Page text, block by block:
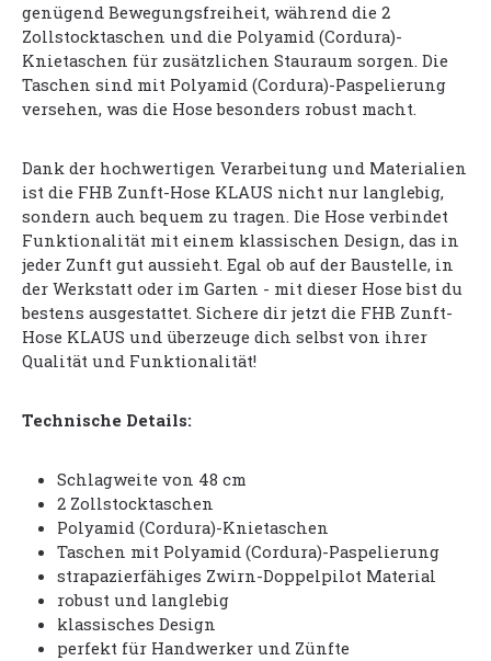
genügend Bewegungsfreiheit, während die 2
Zollstocktaschen und die Polyamid (Cordura)-
Knietaschen für zusätzlichen Stauraum sorgen. Die
Taschen sind mit Polyamid (Cordura)-Paspelierung
versehen, was die Hose besonders robust macht.
Dank der hochwertigen Verarbeitung und Materialien
ist die FHB Zunft-Hose KLAUS nicht nur langlebig,
sondern auch bequem zu tragen. Die Hose verbindet
Funktionalität mit einem klassischen Design, das in
jeder Zunft gut aussieht. Egal ob auf der Baustelle, in
der Werkstatt oder im Garten - mit dieser Hose bist du
bestens ausgestattet. Sichere dir jetzt die FHB Zunft-
Hose KLAUS und überzeuge dich selbst von ihrer
Qualität und Funktionalität!
Technische Details:
Schlagweite von 48 cm
2 Zollstocktaschen
Polyamid (Cordura)-Knietaschen
Taschen mit Polyamid (Cordura)-Paspelierung
strapazierfähiges Zwirn-Doppelpilot Material
robust und langlebig
klassisches Design
perfekt für Handwerker und Zünfte